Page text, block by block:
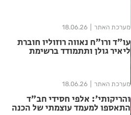
מערכת האתר 18.06.26
עו"ד ורו"ח נאווה רוזוליו חוברת
ליאיר גולן ותתמודד ברשימת
מערכת האתר 18.06.26
והריקותי': אלפי חסידי חב"ד
התאספו למעמד עוצמתי של הכנה